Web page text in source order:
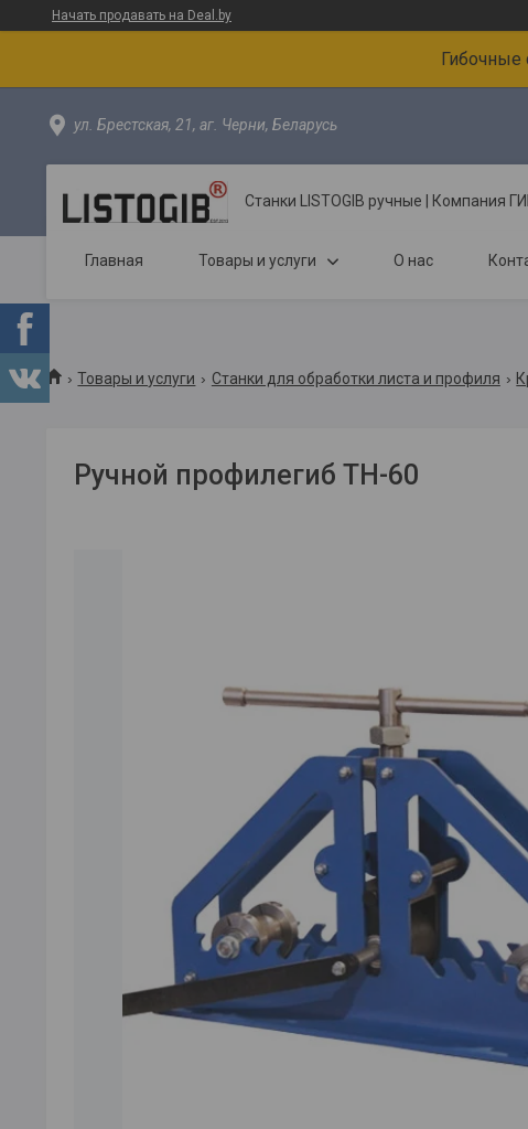
Начать продавать на Deal.by
Гибочные
ул. Брестская, 21, аг. Черни, Беларусь
Станки LISTOGIB ручные | Компания
Главная Товары и услуги О нас
Товары и услуги Станки для обработки листа и профиля
Ручной профилегиб ТН-60